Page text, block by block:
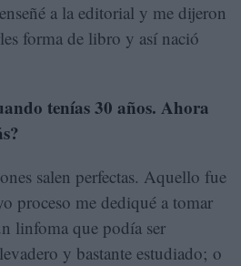
a la editorial y me dijeron
forma de libro y así nació
tenías 30 años. Ahora
salen perfectas. Aquello fue
proceso me dediqué a tomar
linfoma que podía ser
y bastante estudiado; o